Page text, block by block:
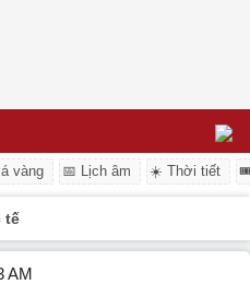
vàng 📅 Lịch âm ☀️ Thời tiết
tế
AM